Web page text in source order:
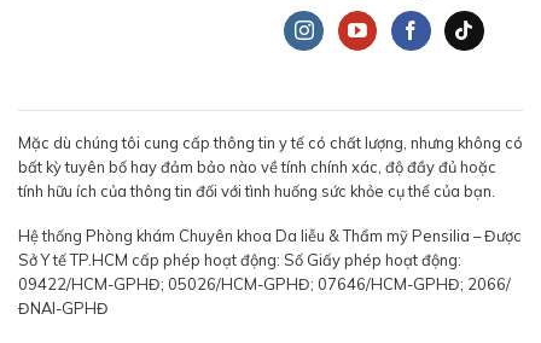
Mặc dù chúng tôi cung cấp thông tin y tế có chất lượng, nhưng không có
bất kỳ tuyên bố hay đảm bảo nào về tính chính xác, độ đầy đủ hoặc
tính hữu ích của thông tin đối với tình huống sức khỏe cụ thể của bạn.
Hệ thống Phòng khám Chuyên khoa Da liễu & Thẩm mỹ Pensilia – Được
Sở Y tế TP.HCM cấp phép hoạt động: Số Giấy phép hoạt động:
09422/HCM-GPHĐ; 05026/HCM-GPHĐ; 07646/HCM-GPHĐ; 2066/
ĐNAI-GPHĐ